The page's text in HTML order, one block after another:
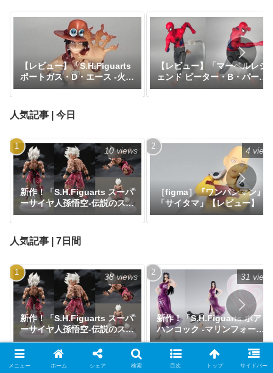
【レビュー】「S.H.Figuarts
ポートガス・D・エース -火
拳-」『ワンピース』
【レビュー】「マーベルレジ
ェンド ピーター・B・パーカ
ー」『スパイダーマン：アク
人気記事 | 今日
新作！「S.H.Figuarts スーパ
ーサイヤ人孫悟空-伝説のスー
パーサイヤ人--ゲンキダマツ
ンダイにて抽選販売で登場！
『ドラゴンボール』｜定価
予定
10 views
［figma］『ワンパンマン』
「サイタマ」【レビュー】
4
人気記事 | 7日間
新作！「S.H.Figuarts スーパ
ーサイヤ人孫悟空-伝説のスー
パーサイヤ人--ゲンキダマツ
リEdition-」がプレミアムバ
ンダイにて抽選販売で登場！
38 views
新作！「S.H.Figuarts ボア・
ハンコック -マリンフォード
頂上決戦-」が一般販売で予約
開始！『ワンピース』｜定価
11,000円｜発売日2026年7月
31
人気記事 | 30日間
メニュー ホーム シェア 検索 目次 トップ サイドバー